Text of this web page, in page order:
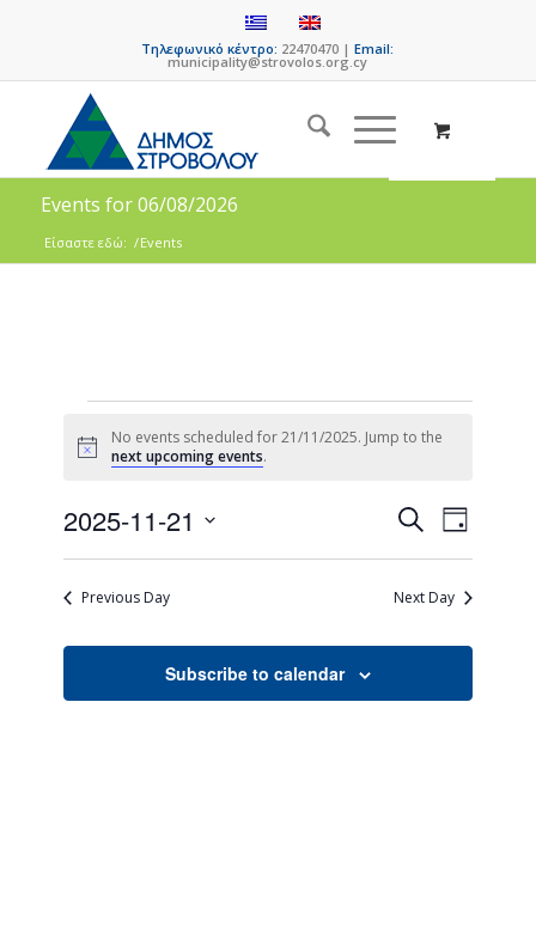
Τηλεφωνικό κέντρο: 22470470 |Email:
municipality@strovolos.org.cy
Events for 06/08/2026
Είσαστε εδώ: /Events
Notice
No events scheduled for 21/11/2025. Jump to the
next upcoming events.
Events
Search
and
SearchEvent
Views
Day
2025-11-21
Previous Day
Next Day
Subscribe to calendar